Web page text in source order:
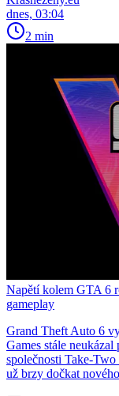
dnes, 03:04
2 min
Napětí kolem GTA 6
gameplay
Grand Theft Auto 6
Games stále
společnosti Take-
už brzy dočkat